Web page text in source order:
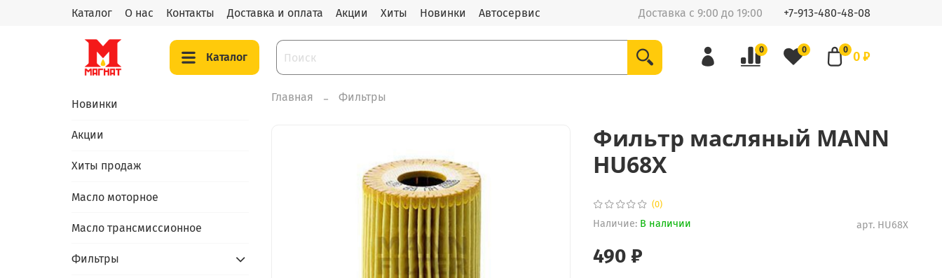
Каталог О нас Контакты Доставка и оплата Акции Хиты Новинки Автосервис Доставка с 9:00 до 19:00 +7-913-480-48-08
Каталог
0 0 0 0 ₽
Главная Фильтры
(0)
арт. HU68X
Наличие: В наличии
Фильтр масляный MANN
HU68X
490 ₽
Новинки
Акции
Хиты продаж
Масло моторное
Масло трансмиссионное
Фильтры